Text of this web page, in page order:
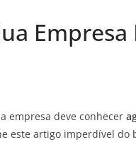
Empresa
empresa deve conhecer
este artigo imperdível do